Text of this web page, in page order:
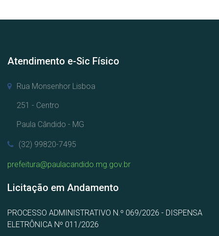
Atendimento e-Sic Físico
Rua Monsenhor Lisboa
251 - Centro
Paula Cândido - MG
(32) 99820-7495
prefeitura@paulacandido.mg.gov.br
Licitação em Andamento
PROCESSO ADMINISTRATIVO N.º 069/2026 - DISPENSA
ELETRÔNICA Nº 011/2026